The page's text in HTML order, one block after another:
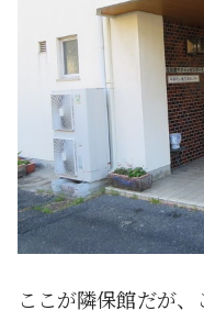
ここが隣保館だが